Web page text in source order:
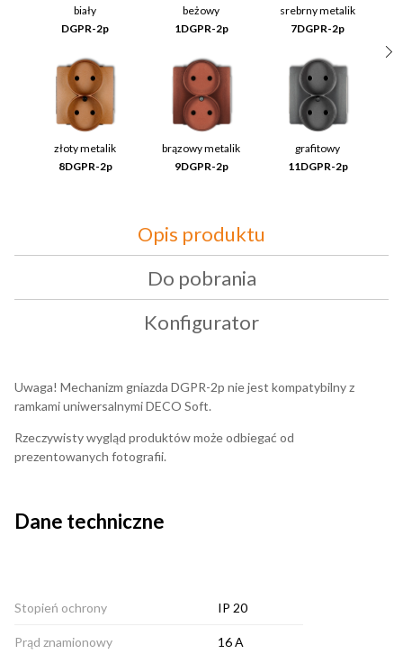
biały
DGPR-2p
beżowy
1DGPR-2p
srebrny metalik
7DGPR-2p
złoty metalik
8DGPR-2p
brązowy metalik
9DGPR-2p
grafitowy
11DGPR-2p
Opis produktu
Do pobrania
Konfigurator
Uwaga! Mechanizm gniazda DGPR-2p nie jest kompatybilny z
ramkami uniwersalnymi DECO Soft.
Rzeczywisty wygląd produktów może odbiegać od
prezentowanych fotografii.
Dane techniczne
Stopień ochrony IP 20
Prąd znamionowy 16 A